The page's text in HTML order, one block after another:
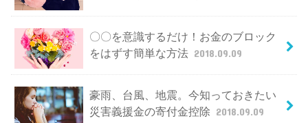
〇〇を意識するだけ！お金のブロック
をはずす簡単な方法 2018.09.09
豪雨、台風、地震。今知っておきたい
災害義援金の寄付金控除 2018.09.09